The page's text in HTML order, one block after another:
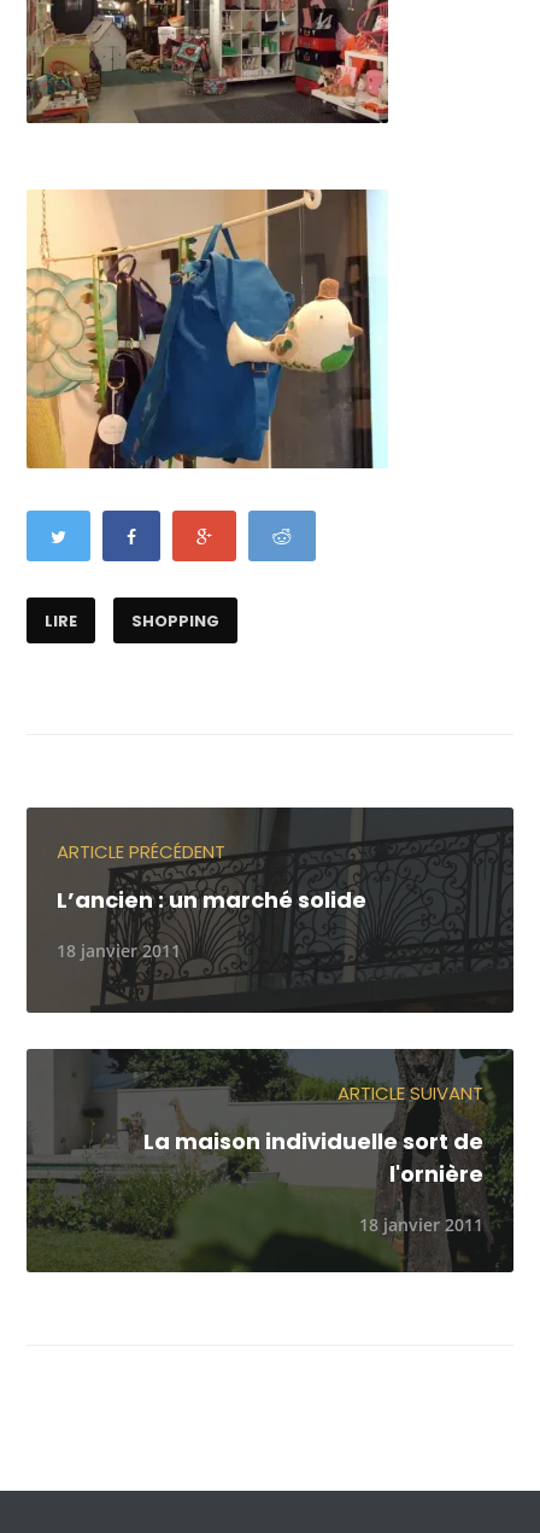
LIRE SHOPPING
ARTICLE PRÉCÉDENT
L’ancien : un marché solide
18 janvier 2011
ARTICLE SUIVANT
La maison individuelle sort de
l'ornière
18 janvier 2011